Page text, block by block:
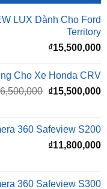
₫15,500,000
Cho Xe Honda CRV
gốc
₫16,500,000.
360 Safeview S200
360 Safeview S300